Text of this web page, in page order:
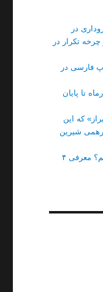
در
شباهت با «پایتخت7» و چرخه تکرار در
فارسی در
تا پایان
که این
شیرین
از کجا اکانت اسپاتیفای پرمیوم بخریم؟ معرفی ۴